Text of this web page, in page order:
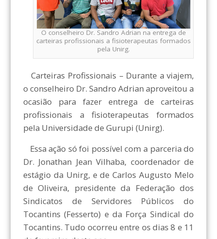
O conselheiro Dr. Sandro Adrian na entrega de
carteiras profissionais a fisioterapeutas formados
pela Unirg.
Carteiras Profissionais – Durante a viajem,
o conselheiro Dr. Sandro Adrian aproveitou a
ocasião para fazer entrega de carteiras
profissionais a fisioterapeutas formados
pela Universidade de Gurupi (Unirg).
Essa ação só foi possível com a parceria do
Dr. Jonathan Jean Vilhaba, coordenador de
estágio da Unirg, e de Carlos Augusto Melo
de Oliveira, presidente da Federação dos
Sindicatos de Servidores Públicos do
Tocantins (Fesserto) e da Força Sindical do
Tocantins. Tudo ocorreu entre os dias 8 e 11